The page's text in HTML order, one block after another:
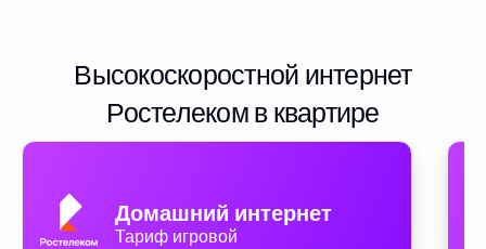
Высокоскоростной интернет
Ростелеком в квартире
Домашний интернет
Тариф игровой